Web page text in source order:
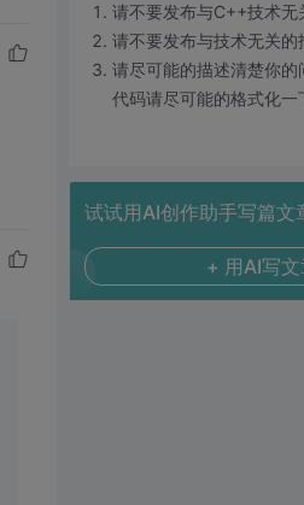
请不要发布与C++技术无
请不要发布与技术无关的
请尽可能的描述清楚你的
代码请尽可能的格式化一
试试用AI创作助手写篇文
+ 用AI写文